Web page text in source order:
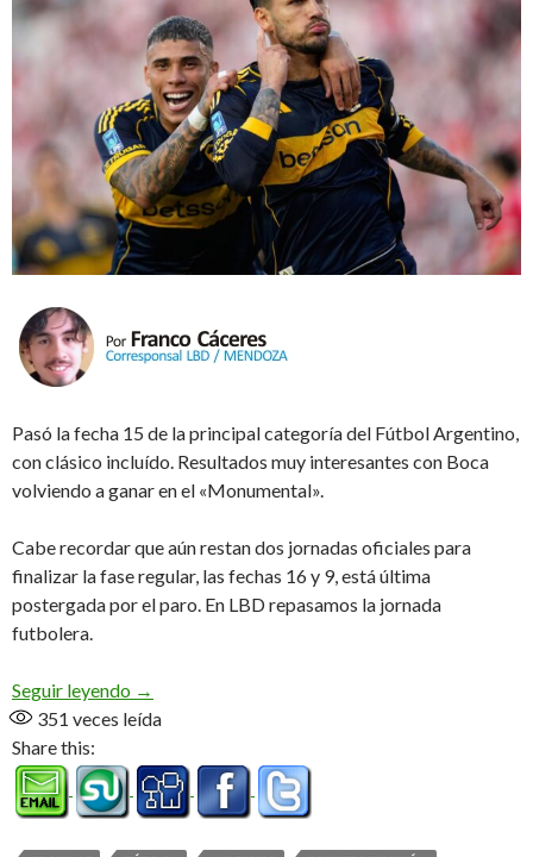
Pasó la fecha 15 de la principal categoría del Fútbol Argentino,
con clásico incluído. Resultados muy interesantes con Boca
volviendo a ganar en el «Monumental».
Cabe recordar que aún restan dos jornadas oficiales para
finalizar la fase regular, las fechas 16 y 9, está última
postergada por el paro. En LBD repasamos la jornada
futbolera.
Seguir leyendo Recta final
→
351 veces leída
Share this: